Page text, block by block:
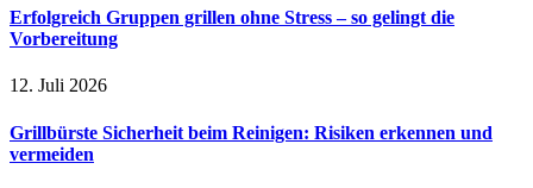
Erfolgreich Gruppen grillen ohne Stress – so gelingt die
Vorbereitung
12. Juli 2026
Grillbürste Sicherheit beim Reinigen: Risiken erkennen und
vermeiden